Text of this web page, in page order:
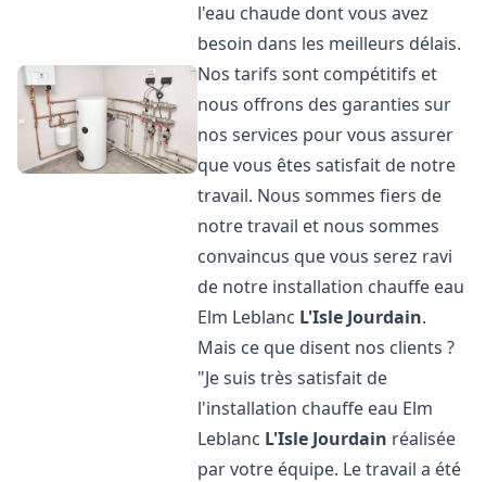
l'eau chaude dont vous avez
besoin dans les meilleurs délais.
Nos tarifs sont compétitifs et
nous offrons des garanties sur
nos services pour vous assurer
que vous êtes satisfait de notre
travail. Nous sommes fiers de
notre travail et nous sommes
convaincus que vous serez ravi
de notre installation chauffe eau
Elm Leblanc L'Isle Jourdain.
Mais ce que disent nos clients ?
"Je suis très satisfait de
l'installation chauffe eau Elm
Leblanc L'Isle Jourdain réalisée
par votre équipe. Le travail a été